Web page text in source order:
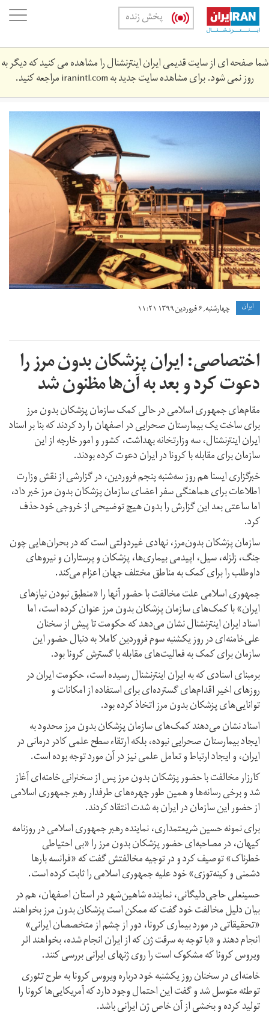
Skip
main
content
پخش زنده
شما صفحه ای از سایت قدیمی ایران اینترنشنال را مشاهده می کنید که دیگر به
روز نمی شود. برای مشاهده سایت جدید بهiranintl.comمراجعه کنید.
pzshkhn5.jpg
ايران چهارشنبه, ۶ فروردین ۱۳۹۹ ۱۱:۲۱
اختصاصی: ایران پزشکان بدون مرز را
دعوت کرد و بعد به آن‌ها مظنون شد
مقام‌های جمهوری اسلامی در حالی کمک سازمان پزشکان بدون مرز
برای ساخت یک بیمارستان صحرایی در اصفهان را رد کردند که بنا بر اسناد
ایران اینترنشنال، سه وزارتخانه بهداشت، کشور و امور خارجه از این
سازمان برای مقابله با کرونا در ایران دعوت کرده بودند.
خبرگزاری ایسنا هم روز سه‌شنبه پنجم فروردین، در گزارشی از نقش وزارت
اطلاعات برای هماهنگی سفر اعضای سازمان پزشکان بدون مرز خبر داد،
اما ساعتی بعد این گزارش را بدون هیچ توضیحی از خروجی خود حذف
کرد.
سازمان پزشکان بدون‌مرز، نهادی غیردولتی است که در بحران‌هایی چون
جنگ، زلزله‌، سیل، اپیدمی بیماری‌ها، پزشکان و پرستاران و نیروهای
داوطلب را برای کمک به مناطق مختلف جهان اعزام می‌کند.
جمهوری اسلامی علت مخالفت با حضور آنها را «منطبق نبودن نیازهای
ایران» با کمک‌های سازمان پزشکان بدون مرز عنوان کرده است، اما
اسناد ایران اینترنشنال نشان می‌دهد که حکومت تا پیش از سخنان
علی‌خامنه‌ای در روز یکشنبه سوم فروردین کاملا به دنبال حضور این
سازمان برای کمک به فعالیت‌های مقابله با گسترش کرونا بود.
برمبنای اسنادی که به ایران اینترنشنال رسیده است، حکومت ایران در
روزهای اخیر اقدام‌های گسترده‌ای برای استفاده از امکانات و
توانایی‌های پزشکان بدون مرز اتخاذ کرده بود.
اسناد نشان می‌دهند کمک‌های سازمان پزشکان بدون مرز محدود به
ایجاد بیمارستان صحرایی نبوده، بلکه ارتقاء سطح علمی کادر درمانی در
ایران، و ایجاد ارتباط و تعامل علمی نیز در آن مورد توجه بوده است.
کارزار مخالفت با حضور پزشکان بدون مرز پس از سخنرانی خامنه‌ای آغاز
شد و برخی رسانه‌ها و همین طور چهره‌های طرفدار رهبر جمهوری اسلامی
از حضور این سازمان در ایران به شدت انتقاد کردند.
برای نمونه حسین شریعتمداری، نماینده رهبر جمهوری اسلامی در روزنامه
کیهان، در مصاحبه‌ای حضور پزشکان بدون مرز را «بی احتیاطی
خطرناک» توصیف کرد و در توجیه مخالفتش گفت که «فرانسه بارها
دشمنی و کینه‌توزی» خود علیه جمهوری اسلامی را ثابت کرده است.
حسینعلی حاجی‌دلیگانی، نماینده شاهین‌شهر در استان اصفهان، هم در
بیان دلیل مخالفت خود گفت که ممکن است پزشکان بدون مرز بخواهند
«تحقیقاتی در مورد بیماری کرونا، دور از چشم از متخصصان ایرانی»
انجام دهند و «با توجه به سرقت ژن که از ایران انجام شده، بخواهند اثر
ویروس کرونا که مشکوک است را روی ژنهای ایرانی بررسی کنند.
خامنه‌ای در سخنان روز یکشنبه خود درباره ویروس کرونا به طرح تئوری
توطئه متوسل شد و گفت این احتمال وجود دارد که آمریکایی‌ها کرونا را
تولید کرده و بخشی از آن خاص ژن ایرانی باشد.